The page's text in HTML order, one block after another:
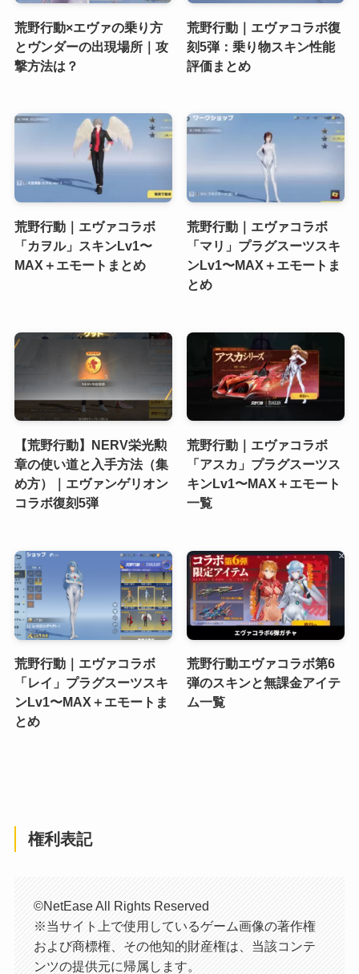
荒野行動×エヴァの乗り方
とヴンダーの出現場所｜攻
撃方法は？
荒野行動｜エヴァコラボ復
刻5弾：乗り物スキン性能
評価まとめ
荒野行動｜エヴァコラボ
「カヲル」スキンLv1〜
MAX＋エモートまとめ
荒野行動｜エヴァコラボ
「マリ」プラグスーツスキ
ンLv1〜MAX＋エモートま
とめ
【荒野行動】NERV栄光勲
章の使い道と入手方法（集
め方）｜エヴァンゲリオン
コラボ復刻5弾
荒野行動｜エヴァコラボ
「アスカ」プラグスーツス
キンLv1〜MAX＋エモート
一覧
荒野行動｜エヴァコラボ
「レイ」プラグスーツスキ
ンLv1〜MAX＋エモートま
とめ
荒野行動エヴァコラボ第6
弾のスキンと無課金アイテ
ム一覧
権利表記
©NetEase All Rights Reserved
※当サイト上で使用しているゲーム画像の著作権
および商標権、その他知的財産権は、当該コンテ
ンツの提供元に帰属します。